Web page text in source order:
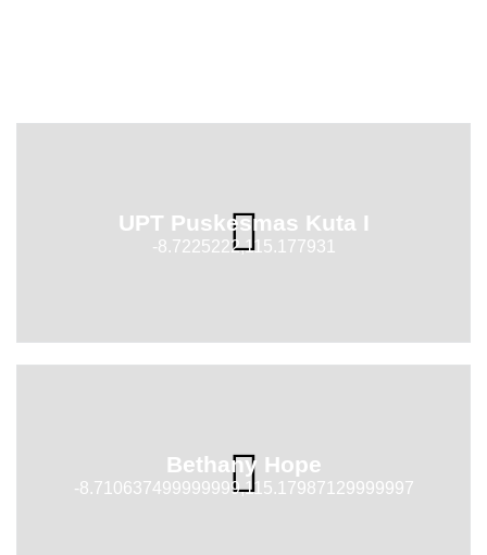
UPT Puskesmas Kuta I
-8.7225222,115.177931
Bethany Hope
-8.710637499999999,115.17987129999997